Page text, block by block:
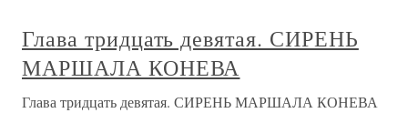
Глава тридцать девятая. СИРЕНЬ
МАРШАЛА КОНЕВА
Глава тридцать девятая. СИРЕНЬ МАРШАЛА КОНЕВА